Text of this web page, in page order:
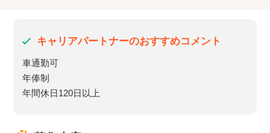
キャリアパートナーのおすすめコメント
車通勤可
年俸制
年間休日120日以上